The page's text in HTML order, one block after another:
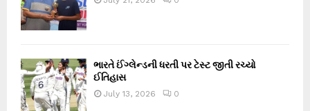
ભારતે ઈંગ્લેન્ડની ધરતી પર ટેસ્ટ જીતી રચ્યો
ઈતિહાસ
July 13, 2026 0